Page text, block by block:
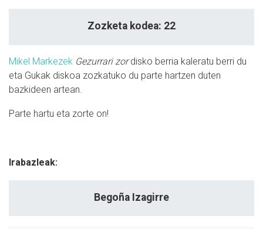
Zozketa kodea: 22
Mikel Markezek Gezurrari zordisko berria kaleratu berri du
eta Gukak diskoa zozkatuko du parte hartzen duten
bazkideen artean.
Parte hartu eta zorte on!
Irabazleak:
Begoña Izagirre